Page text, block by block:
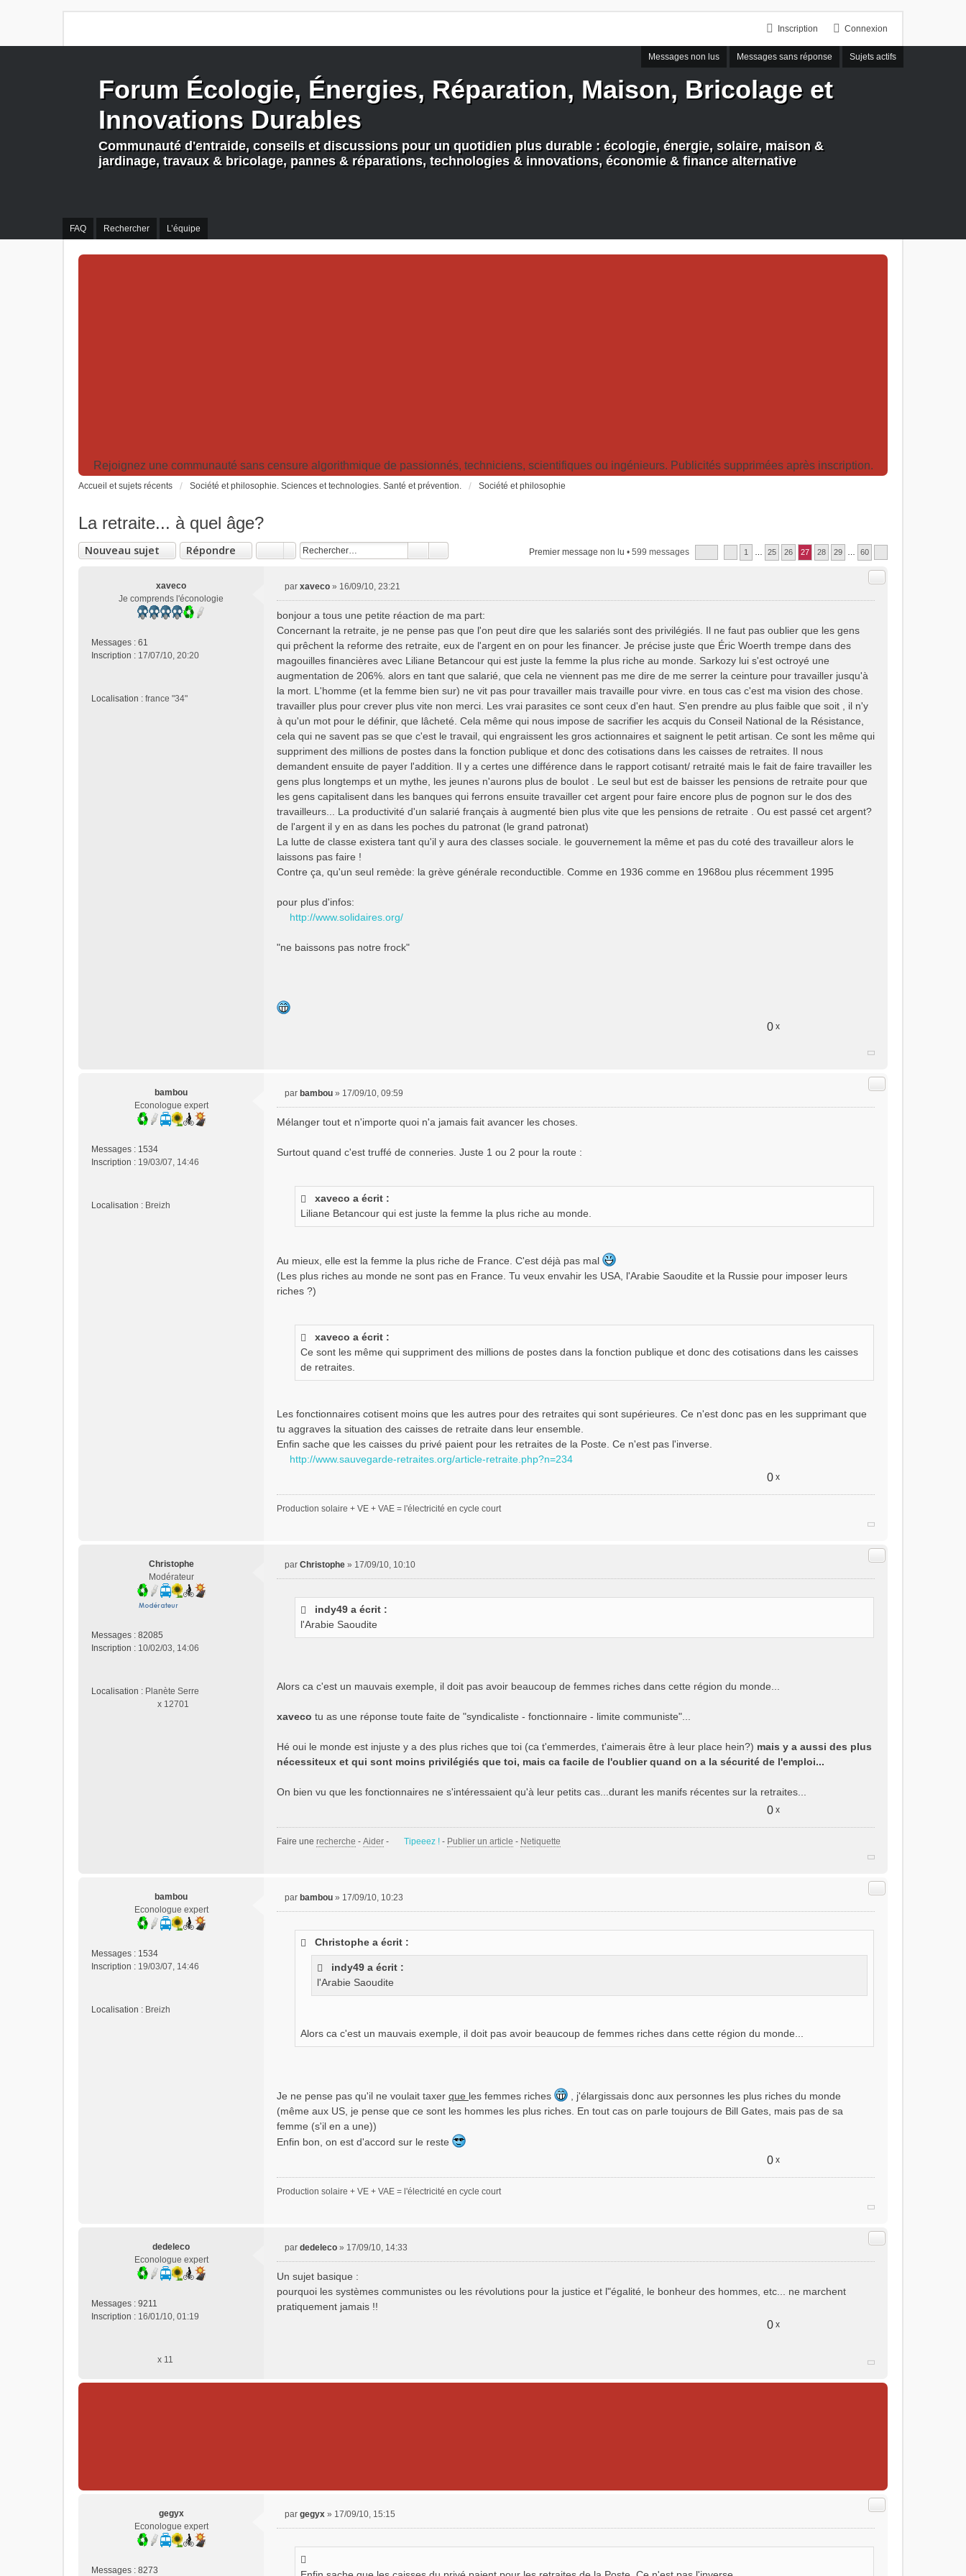
Connexion
Inscription
Messages non lus Messages sans réponse Sujets actifs
FAQ Rechercher L’équipe
Forum Écologie, Énergies, Réparation, Maison, Bricolage et
Innovations Durables
Communauté d'entraide, conseils et discussions pour un quotidien plus durable : écologie, énergie, solaire, maison &
jardinage, travaux & bricolage, pannes & réparations, technologies & innovations, économie & finance alternative
Rejoignez une communauté sans censure algorithmique de passionnés, techniciens, scientifiques ou ingénieurs. Publicités supprimées après inscription.
Accueil et sujets récents Société et philosophie. Sciences et technologies. Santé et prévention. Société et philosophie
La retraite... à quel âge?
Nouveau sujet Répondre Premier message non lu • 599 messages 1 25 26 27 28 29 60
xaveco
Je comprends l'éconologie
Messages : 61
Inscription : 17/07/10, 20:20
Localisation : france "34"
Citer
s
s
a
g
e
n
l
u
par xaveco » 16/09/10, 23:21
bonjour a tous une petite réaction de ma part:
Concernant la retraite, je ne pense pas que l'on peut dire que les salariés sont des privilégiés. Il ne faut pas oublier que les gens
qui prêchent la reforme des retraite, eux de l'argent en on pour les financer. Je précise juste que Éric Woerth trempe dans des
magouilles financières avec Liliane Betancour qui est juste la femme la plus riche au monde. Sarkozy lui s'est octroyé une
augmentation de 206%. alors en tant que salarié, que cela ne viennent pas me dire de me serrer la ceinture pour travailler jusqu'à
la mort. L'homme (et la femme bien sur) ne vit pas pour travailler mais travaille pour vivre. en tous cas c'est ma vision des chose.
travailler plus pour crever plus vite non merci. Les vrai parasites ce sont ceux d'en haut. S'en prendre au plus faible que soit , il n'y
à qu'un mot pour le définir, que lâcheté. Cela même qui nous impose de sacrifier les acquis du Conseil National de la Résistance,
cela qui ne savent pas se que c'est le travail, qui engraissent les gros actionnaires et saignent le petit artisan. Ce sont les même qui
suppriment des millions de postes dans la fonction publique et donc des cotisations dans les caisses de retraites. Il nous
demandent ensuite de payer l'addition. Il y a certes une différence dans le rapport cotisant/ retraité mais le fait de faire travailler les
gens plus longtemps et un mythe, les jeunes n'aurons plus de boulot . Le seul but est de baisser les pensions de retraite pour que
les gens capitalisent dans les banques qui ferrons ensuite travailler cet argent pour faire encore plus de pognon sur le dos des
travailleurs... La productivité d'un salarié français à augmenté bien plus vite que les pensions de retraite . Ou est passé cet argent?
de l'argent il y en as dans les poches du patronat (le grand patronat)
La lutte de classe existera tant qu'il y aura des classes sociale. le gouvernement la même et pas du coté des travailleur alors le
laissons pas faire !
Contre ça, qu'un seul remède: la grève générale reconductible. Comme en 1936 comme en 1968ou plus récemment 1995
pour plus d'infos:
http://www.solidaires.org/
"ne baissons pas notre frock"
0 x
bambou
Econologue expert
Messages : 1534
Inscription : 19/03/07, 14:46
Localisation : Breizh
Citer
s
a
par bambou » 17/09/10, 09:59
Mélanger tout et n'importe quoi n'a jamais fait avancer les choses.
Surtout quand c'est truffé de conneries. Juste 1 ou 2 pour la route :
xaveco a écrit :
Liliane Betancour qui est juste la femme la plus riche au monde.
Au mieux, elle est la femme la plus riche de France. C'est déjà pas mal
(Les plus riches au monde ne sont pas en France. Tu veux envahir les USA, l'Arabie Saoudite et la Russie pour imposer leurs
riches ?)
xaveco a écrit :
Ce sont les même qui suppriment des millions de postes dans la fonction publique et donc des cotisations dans les caisses
de retraites.
Les fonctionnaires cotisent moins que les autres pour des retraites qui sont supérieures. Ce n'est donc pas en les supprimant que
tu aggraves la situation des caisses de retraite dans leur ensemble.
Enfin sache que les caisses du privé paient pour les retraites de la Poste. Ce n'est pas l'inverse.
http://www.sauvegarde-retraites.org/article-retraite.php?n=234
0 x
Production solaire + VE + VAE = l'électricité en cycle court
Christophe
Modérateur
Messages : 82085
Inscription : 10/02/03, 14:06
Localisation : Planète Serre
x 12701
Citer
n
u
par Christophe » 17/09/10, 10:10
indy49 a écrit :
l'Arabie Saoudite
Alors ca c'est un mauvais exemple, il doit pas avoir beaucoup de femmes riches dans cette région du monde...
xaveco tu as une réponse toute faite de "syndicaliste - fonctionnaire - limite communiste"...
Hé oui le monde est injuste y a des plus riches que toi (ca t'emmerdes, t'aimerais être à leur place hein?) mais y a aussi des plus
nécessiteux et qui sont moins privilégiés que toi, mais ca facile de l'oublier quand on a la sécurité de l'emploi...
On bien vu que les fonctionnaires ne s'intéressaient qu'à leur petits cas...durant les manifs récentes sur la retraites...
0 x
Faire une recherche - Aider - Tipeeez ! - Publier un article - Netiquette
bambou
Econologue expert
Messages : 1534
Inscription : 19/03/07, 14:46
Localisation : Breizh
Citer
par bambou » 17/09/10, 10:23
Christophe a écrit :
indy49 a écrit :
l'Arabie Saoudite
Alors ca c'est un mauvais exemple, il doit pas avoir beaucoup de femmes riches dans cette région du monde...
Je ne pense pas qu'il ne voulait taxer que les femmes riches
, j'élargissais donc aux personnes les plus riches du monde
(même aux US, je pense que ce sont les hommes les plus riches. En tout cas on parle toujours de Bill Gates, mais pas de sa
femme (s'il en a une))
Enfin bon, on est d'accord sur le reste
0 x
Production solaire + VE + VAE = l'électricité en cycle court
dedeleco
Econologue expert
Messages : 9211
Inscription : 16/01/10, 01:19
x 11
Citer
s
s
a
par dedeleco » 17/09/10, 14:33
Un sujet basique :
pourquoi les systèmes communistes ou les révolutions pour la justice et l"égalité, le bonheur des hommes, etc... ne marchent
pratiquement jamais !!
0 x
gegyx
Econologue expert
Messages : 8273
Citer
par gegyx » 17/09/10, 15:15